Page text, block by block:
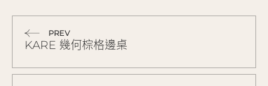
PREV
KARE 幾何棕格邊桌